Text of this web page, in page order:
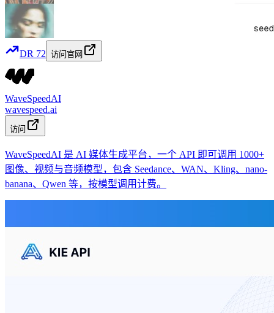
DR 72 访问官网
WaveSpeedAI
wavespeed.ai
访问
WaveSpeedAI 是 AI 媒体生成平台，一个 API 即可调用 1000+
图像、视频与音频模型，包含 Seedance、WAN、Kling、nano-
banana、Qwen 等，按模型调用计费。